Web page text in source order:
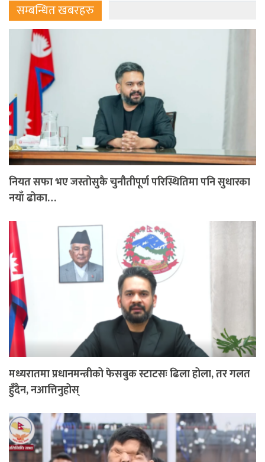
सम्बन्धित खबरहरु
नियत सफा भए जस्तोसुकै चुनौतीपूर्ण परिस्थितिमा पनि सुधारका
नयाँ ढोका…
मध्यरातमा प्रधानमन्त्रीको फेसबुक स्टाटसः ढिला होला, तर गलत
हुँदैन, नआत्तिनुहोस्